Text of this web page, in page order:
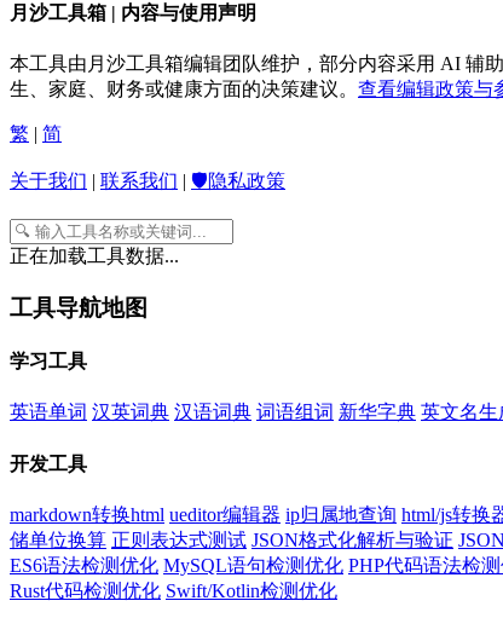
月沙工具箱 | 内容与使用声明
本工具由月沙工具箱编辑团队维护，部分内容采用 AI 辅
生、家庭、财务或健康方面的决策建议。 查看编辑政策与
繁 | 简
关于我们 | 联系我们 | 🛡️隐私政策
正在加载工具数据...
工具导航地图
学习工具
英语单词 汉英词典 汉语词典 词语组词 新华字典 英文名生
开发工具
markdown转换html ueditor编辑器 ip归属地查询 html/js转换
储单位换算 正则表达式测试 JSON格式化解析与验证
ES6语法检测优化 MySQL语句检测优化 PHP代码语法检
Rust代码检测优化 Swift/Kotlin检测优化